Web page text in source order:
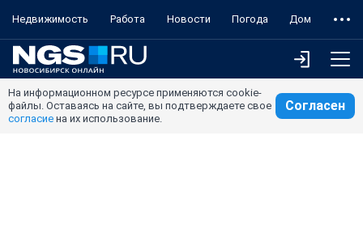
Недвижимость Работа Новости Погода Дом
На информационном ресурсе применяются cookie-
файлы. Оставаясь на сайте, вы подтверждаете свое
согласие на их использование.
Согласен